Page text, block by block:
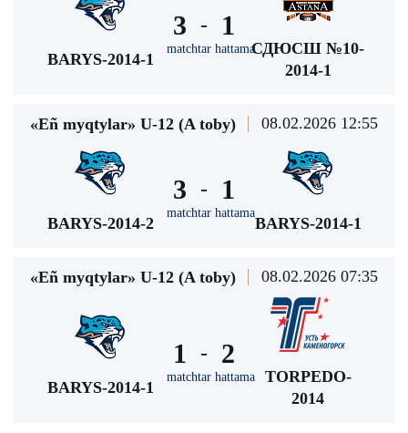
BARYS-2014-1
3 -
matchtar hattama
1
СДЮСШ №10-
2014-1
«Eñ myqtylar» U-12 (A toby) 08.02.2026 12:55
BARYS-2014-2
3 -
matchtar hattama
1
BARYS-2014-1
«Eñ myqtylar» U-12 (A toby) 08.02.2026 07:35
BARYS-2014-1
1 -
matchtar hattama
2
TORPEDO-
2014